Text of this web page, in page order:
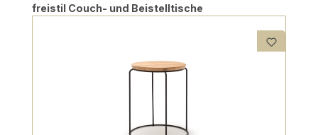
Produktgalerie überspringen
freistil Couch- und Beistelltische